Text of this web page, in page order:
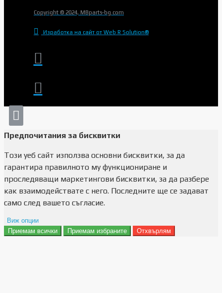
Copyright © 2024, MBparts-bg.com
Изработка на сайт от Web R Solution®
Предпочитания за бисквитки
Този уеб сайт използва основни бисквитки, за да
гарантира правилното му функциониране и
проследяващи маркетингови бисквитки, за да разбере
как взаимодействате с него. Последните ще се задават
само след вашето съгласие.
Виж опции
Препочитания за реклами
Приемам всички Приемам избраните Отхвърлям